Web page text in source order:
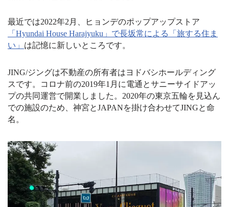
最近では2022年2月、ヒョンデのポップアップストア
「Hyundai House Harajyuku」で長坂常による「旅する住ま
い」 は記憶に新しいところです。
JING/ジングは不動産の所有者はヨドバシホールディング
スです。コロナ前の2019年1月に電通とサニーサイドアッ
プの共同運営で開業しました。2020年の東京五輪を見込ん
での施設のため、神宮とJAPANを掛け合わせてJINGと命
名。